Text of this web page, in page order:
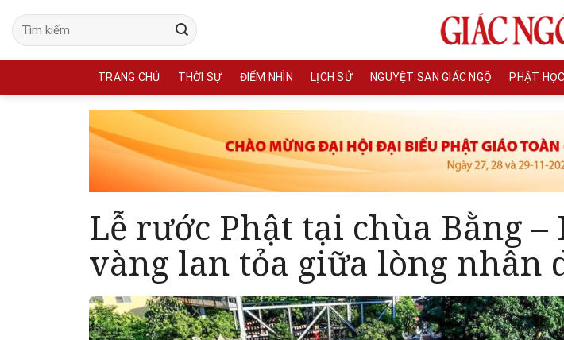
content
TRANG CHỦ THỜI SỰ ĐIỂM NHÌN LỊCH SỬ NGUYỆT SAN GIÁC NGỘ PHẬT HỌC
Lễ rước Phật tại chùa Bằng
vàng lan tỏa giữa lòng nhân